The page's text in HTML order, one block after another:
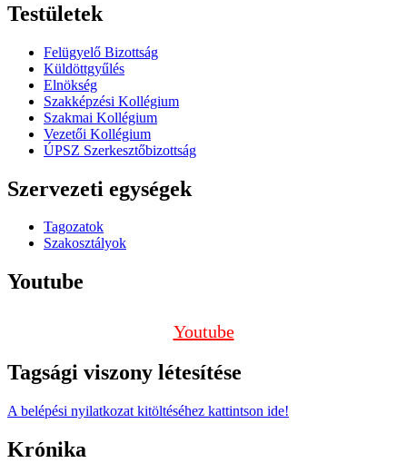
Testületek
Felügyelő Bizottság
Küldöttgyűlés
Elnökség
Szakképzési Kollégium
Szakmai Kollégium
Vezetői Kollégium
ÚPSZ Szerkesztőbizottság
Szervezeti egységek
Tagozatok
Szakosztályok
Youtube
Youtube
Tagsági viszony létesítése
A belépési nyilatkozat kitöltéséhez kattintson ide!
Krónika